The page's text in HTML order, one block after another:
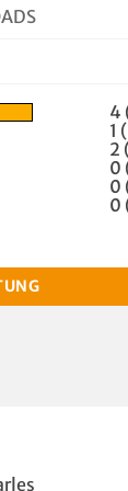
4
1
2
0
0
0